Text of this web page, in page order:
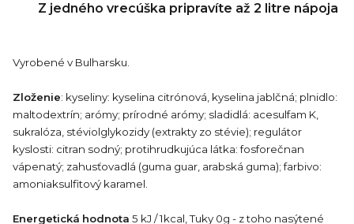
Z jedného vrecúška pripravíte až 2 litre nápoja
Vyrobené v Bulharsku.
Zloženie: kyseliny: kyselina citrónová, kyselina jablčná; plnidlo:
maltodextrín; arómy; prírodné arómy; sladidlá: acesulfam K,
sukralóza, stéviolglykozidy (extrakty zo stévie); regulátor
kyslosti: citran sodný; protihrudkujúca látka: fosforečnan
vápenatý; zahusťovadlá (guma guar, arabská guma); farbivo:
amoniaksulfitový karamel.
Energetická hodnota 5 kJ / 1kcal, Tuky 0g - z toho nasýtené